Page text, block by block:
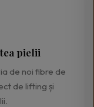
pielii
de noi fibre de
de lifting și